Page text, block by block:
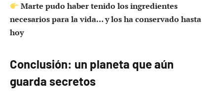
Marte pudo haber tenido los ingredientes
necesarios para la vida… y los ha conservado hasta
hoy
Conclusión: un planeta que aún
guarda secretos